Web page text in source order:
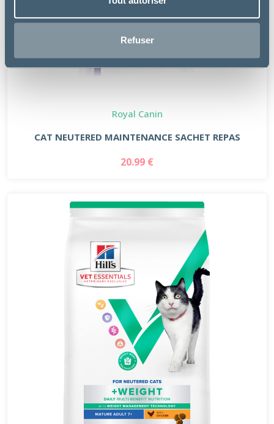
Refuser
Royal Canin
CAT NEUTERED MAINTENANCE SACHET REPAS
20.99 €